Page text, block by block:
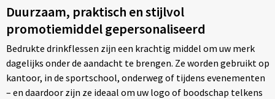
Duurzaam, praktisch en stijlvol
promotiemiddel gepersonaliseerd
Bedrukte drinkflessen zijn een krachtig middel om uw merk
dagelijks onder de aandacht te brengen. Ze worden gebruikt op
kantoor, in de sportschool, onderweg of tijdens evenementen
– en daardoor zijn ze ideaal om uw logo of boodschap telkens